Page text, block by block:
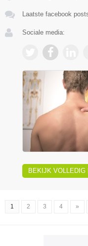
Laatste facebook
Sociale media:
BEKIJK VOLLEDIG
1 2 3 4 »